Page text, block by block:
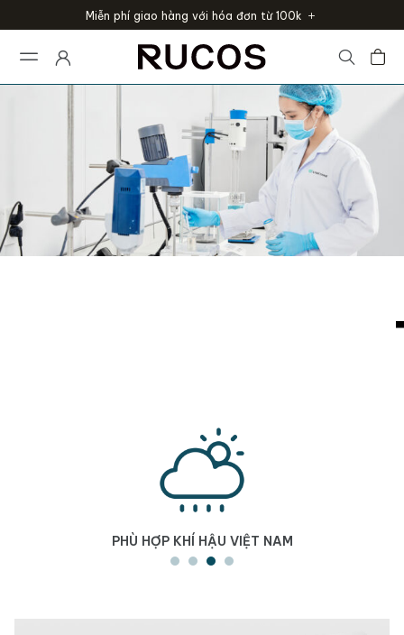
Miễn phí giao hàng với hóa đơn từ 100k
PHÙ HỢP KHÍ HẬU VIỆT NAM